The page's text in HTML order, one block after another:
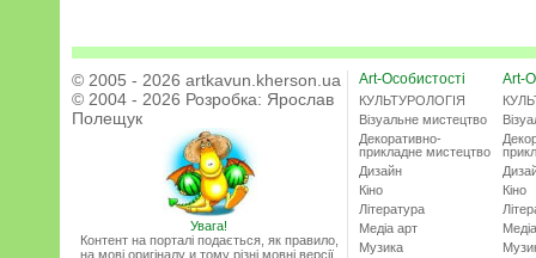
© 2005 - 2026 artkavun.kherson.ua
© 2004 - 2026 Розробка: Ярослав
Полещук
Увага!
Контент на порталі подається, як правило,
на мові оригіналу и тому різні мовні версії
Art-Особистості
КУЛЬТУРОЛОГІЯ
Візуальне мистецтво
Декоративно-
прикладне мистецтво
Дизайн
Кіно
Література
Медіа арт
Музика
Art-
Кіно